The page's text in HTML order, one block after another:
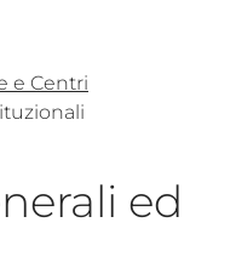
e Centri
ed